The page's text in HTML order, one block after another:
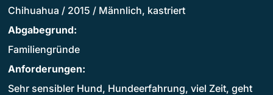
Chihuahua / 2015 / Männlich, kastriert
Abgabegrund:
Familiengründe
Anforderungen:
Sehr sensibler Hund, Hundeerfahrung, viel Zeit, geht